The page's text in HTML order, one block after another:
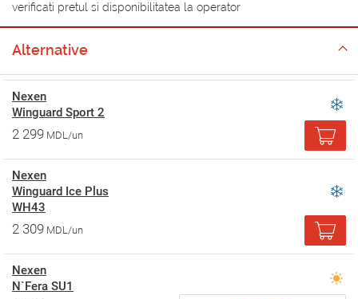
verificati pretul si disponibilitatea la operator
Alternative
Nexen
Winguard Sport 2
2 299 MDL/un
Nexen
Winguard Ice Plus
WH43
2 309 MDL/un
Nexen
N`Fera SU1